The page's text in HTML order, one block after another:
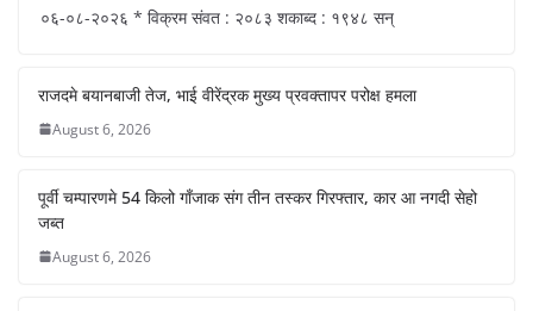
०६-०८-२०२६ * विक्रम संवत : २०८३ शकाब्द : १९४८ सन्
राजदमे बयानबाजी तेज, भाई वीरेंद्रक मुख्य प्रवक्तापर परोक्ष हमला
August 6, 2026
पूर्वी चम्पारणमे 54 किलो गाँजाक संग तीन तस्कर गिरफ्तार, कार आ नगदी सेहो
जब्त
August 6, 2026